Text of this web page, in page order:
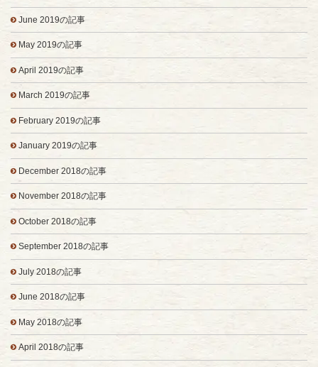
June 2019の記事
May 2019の記事
April 2019の記事
March 2019の記事
February 2019の記事
January 2019の記事
December 2018の記事
November 2018の記事
October 2018の記事
September 2018の記事
July 2018の記事
June 2018の記事
May 2018の記事
April 2018の記事